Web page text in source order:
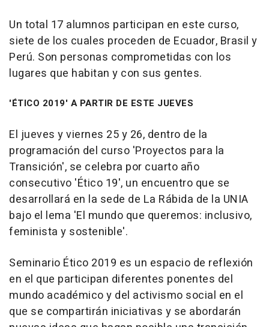
Un total 17 alumnos participan en este curso,
siete de los cuales proceden de Ecuador, Brasil y
Perú. Son personas comprometidas con los
lugares que habitan y con sus gentes.
'ÉTICO 2019' A PARTIR DE ESTE JUEVES
El jueves y viernes 25 y 26, dentro de la
programación del curso 'Proyectos para la
Transición', se celebra por cuarto año
consecutivo 'Ético 19', un encuentro que se
desarrollará en la sede de La Rábida de la UNIA
bajo el lema 'El mundo que queremos: inclusivo,
feminista y sostenible'.
Seminario Ético 2019 es un espacio de reflexión
en el que participan diferentes ponentes del
mundo académico y del activismo social en el
que se compartirán iniciativas y se abordarán